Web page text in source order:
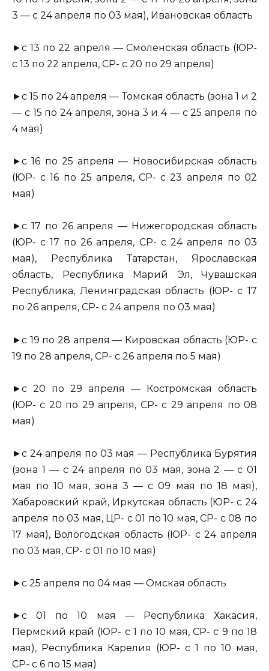
3 — с 24 апреля по 03 мая), Ивановская область
►с 13 по 22 апреля — Смоленская область (ЮР-
с 13 по 22 апреля, СР- с 20 по 29 апреля)
►с 15 по 24 апреля — Томская область (зона 1 и 2
— с 15 по 24 апреля, зона 3 и 4 — с 25 апреля по
4 мая)
►с 16 по 25 апреля — Новосибирская область
(ЮР- с 16 по 25 апреля, СР- с 23 апреля по 02
мая)
►с 17 по 26 апреля — Нижегородская область
(ЮР- с 17 по 26 апреля, СР- с 24 апреля по 03
мая), Республика Татарстан, Ярославская
область, Республика Марий Эл, Чувашская
Республика, Ленинградская область (ЮР- с 17
по 26 апреля, СР- с 24 апреля по 03 мая)
►с 19 по 28 апреля — Кировская область (ЮР- с
19 по 28 апреля, СР- с 26 апреля по 5 мая)
►с 20 по 29 апреля — Костромская область
(ЮР- с 20 по 29 апреля, СР- с 29 апреля по 08
мая)
►с 24 апреля по 03 мая — Республика Бурятия
(зона 1 — с 24 апреля по 03 мая, зона 2 — с 01
мая по 10 мая, зона 3 — с 09 мая по 18 мая),
Хабаровский край, Иркутская область (ЮР- с 24
апреля по 03 мая, ЦР- с 01 по 10 мая, СР- с 08 по
17 мая), Вологодская область (ЮР- с 24 апреля
по 03 мая, СР- с 01 по 10 мая)
►с 25 апреля по 04 мая — Омская область
►с 01 по 10 мая — Республика Хакасия,
Пермский край (ЮР- с 1 по 10 мая, СР- с 9 по 18
мая), Республика Карелия (ЮР- с 1 по 10 мая,
СР- с 6 по 15 мая)